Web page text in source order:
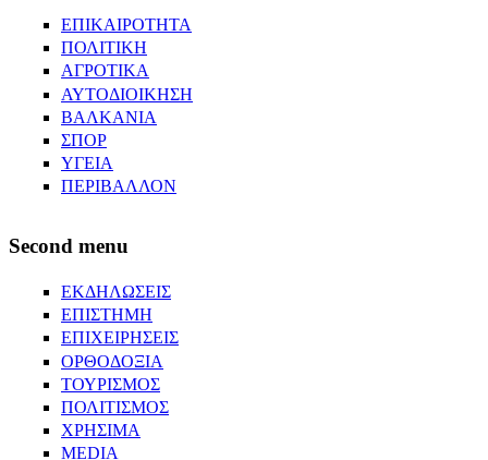
ΕΠΙΚΑΙΡΟΤΗΤΑ
ΠΟΛΙΤΙΚΗ
ΑΓΡΟΤΙΚΑ
ΑΥΤΟΔΙΟΙΚΗΣΗ
ΒΑΛΚΑΝΙΑ
ΣΠΟΡ
ΥΓΕΙΑ
ΠΕΡΙΒΑΛΛΟΝ
Second menu
ΕΚΔΗΛΩΣΕΙΣ
ΕΠΙΣΤΗΜΗ
ΕΠΙΧΕΙΡΗΣΕΙΣ
ΟΡΘΟΔΟΞΙΑ
ΤΟΥΡΙΣΜΟΣ
ΠΟΛΙΤΙΣΜΟΣ
ΧΡΗΣΙΜΑ
MEDIA